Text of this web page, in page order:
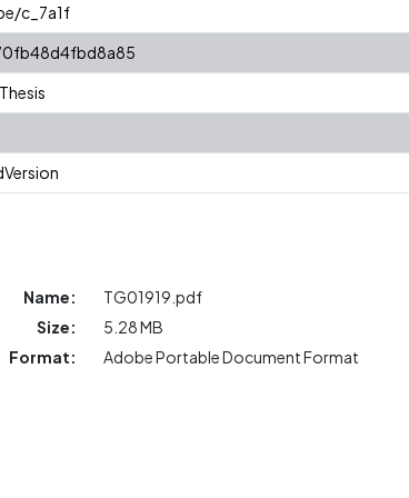
c_7a1f
Name:
TG01919.pdf
Size:
5.28 MB
Format:
Adobe Portable Document Format